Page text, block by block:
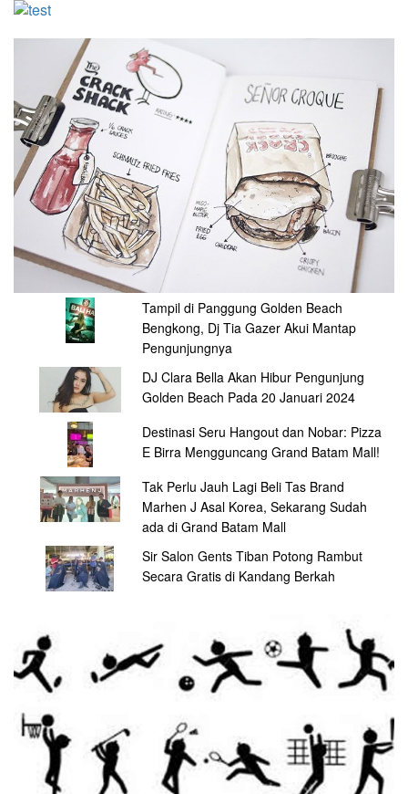
Tampil di Panggung Golden Beach
Bengkong, Dj Tia Gazer Akui Mantap
Pengunjungnya
DJ Clara Bella Akan Hibur Pengunjung
Golden Beach Pada 20 Januari 2024
Destinasi Seru Hangout dan Nobar: Pizza
E Birra Mengguncang Grand Batam Mall!
Tak Perlu Jauh Lagi Beli Tas Brand
Marhen J Asal Korea, Sekarang Sudah
ada di Grand Batam Mall
Sir Salon Gents Tiban Potong Rambut
Secara Gratis di Kandang Berkah